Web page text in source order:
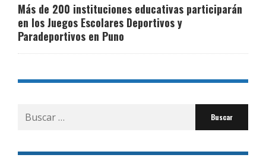
Más de 200 instituciones educativas participarán
en los Juegos Escolares Deportivos y
Paradeportivos en Puno
Buscar
por: